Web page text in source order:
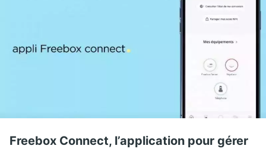
Freebox Connect, l’application pour gérer